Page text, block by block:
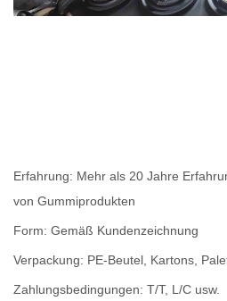
Erfahrung: Mehr als 20 Jahre
von Gummiprodukten
Form: Gemäß Kundenzeichnung
Verpackung: PE-Beutel, Kartons,
Zahlungsbedingungen: T/T, L/C usw.